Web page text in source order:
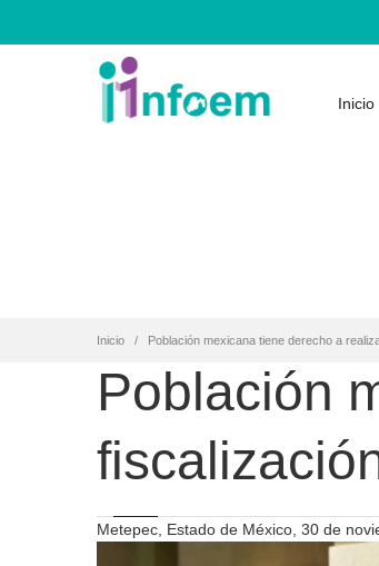
Inicio
Inicio Población mexicana tiene derecho a
Población
Metepec, Estado de México, 30 de